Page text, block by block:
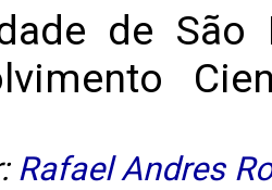
de São
Rafael Andres